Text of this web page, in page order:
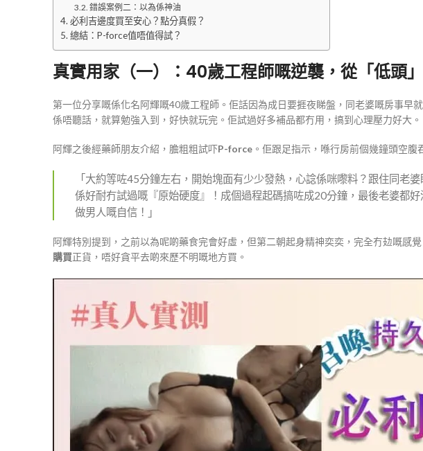
錯誤案例二：以為係神油
必利吉邊度買至安心？點分真假？
總結：P-force值唔值得試？
真實用家（一）：40歲工程師嘅逆襲，從「低頭」
第一位分享嘅係化名阿輝嘅40歲工程師。佢話因為成日要捱夜睇盤，同老婆嘅房事早
係唔聽話，就算勉強入到，好快就玩完。佢試過好多補品都冇用，搞到心理壓力好大。
阿輝之後經藥師朋友介紹，膽粗粗試吓P-force 。佢跟足指示，喺行房前個幾鐘頭空腹
「大約等咗45分鐘左右，開始塊面有少少發熱，心諗係咪嚟料？跟住同老
係好耐冇試過嘅『原始硬度』！成個過程起碼搞咗成20分鐘，最後老婆都好
做男人嘅自信！」
阿輝特別提到，之前以為呢啲藥食完會好虛，但第二朝起身精神奕奕，完全冇攰嘅感
購買正貨，唔好貪平去啲來歷不明嘅地方買。